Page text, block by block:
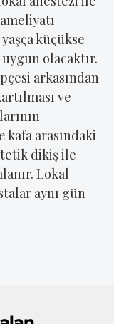
küçükse
olacaktır.
arkasından
ve
kafa arasındaki
dikiş ile
Lokal
aynı gün